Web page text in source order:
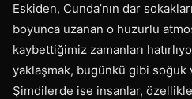
Eskiden, Cunda’nın dar
boyunca uzanan o huzurlu
kaybettiğimiz zamanları
yaklaşmak, bugünkü gibi soğuk
Şimdilerde ise insanlar,